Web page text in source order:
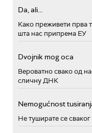
Da, ali...
Како преживети прва
шта нас припрема ЕУ
Dvojnik mog oca
Вероватно свако од
сличну ДНК
Nemogućnost
Не туширате се сваког